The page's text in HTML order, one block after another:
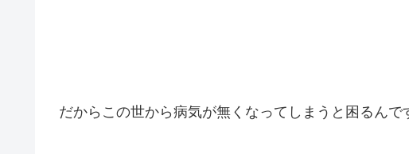
だからこの世から病気が無くなってしまうと困るんで